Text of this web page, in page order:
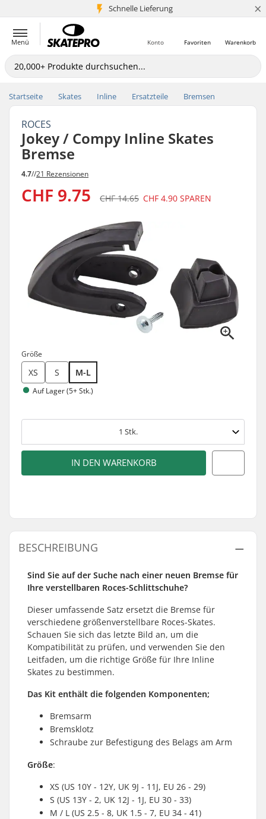
Schnelle Lieferung
5+ Mio. Kunden ×
Menü Warenkorb
Favoriten
Konto
Startseite Skates Inline Ersatzteile Bremsen
ROCES
Jokey / Compy Inline Skates
Bremse
4.7//21 Rezensionen
CHF 9.75 CHF 14.65 CHF 4.90 SPAREN
Größe
XS S M-L
Auf Lager (5+ Stk.)
1 Stk.
IN DEN WARENKORB
BESCHREIBUNG
Sind Sie auf der Suche nach einer neuen Bremse für
Ihre verstellbaren Roces-Schlittschuhe?
Dieser umfassende Satz ersetzt die Bremse für
verschiedene größenverstellbare Roces-Skates.
Schauen Sie sich das letzte Bild an, um die
Kompatibilität zu prüfen, und verwenden Sie den
Leitfaden, um die richtige Größe für Ihre Inline
Skates zu bestimmen.
Das Kit enthält die folgenden Komponenten;
Bremsarm
Bremsklotz
Schraube zur Befestigung des Belags am Arm
Größe:
XS (US 10Y - 12Y, UK 9J - 11J, EU 26 - 29)
S (US 13Y - 2, UK 12J - 1J, EU 30 - 33)
M / L (US 2.5 - 8, UK 1.5 - 7, EU 34 - 41)